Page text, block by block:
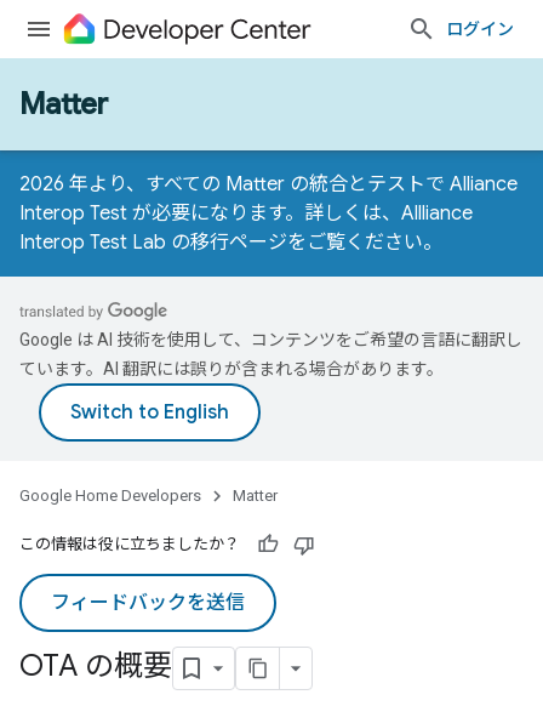
ログイン
Matter
2026 年より、すべての Matter の統合とテストで Alliance
Interop Test が必要になります。詳しくは、 Allliance
Interop Test Lab の移行ページをご覧ください。
Google は AI 技術を使用して、コンテンツをご希望の言語に翻訳し
ています。AI 翻訳には誤りが含まれる場合があります。
Google Home Developers Matter
この情報は役に立ちましたか？
フィードバックを送信
OTA の概要